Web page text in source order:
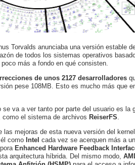
Torvalds anunciaba una versión estable
de todos los sistemas operativos
más a fondo en qué consisten.
de unos 2127 desarrolladores
pese 108MB. Esto es mucho más que
se va a ver tanto por parte del usuario es la
, como el sistema de archivos ReiserFS
las mejoras de esta nueva versión del
como Intel cada vez se acerquen más a
Enhanced Hardware Feedback
arquitectura híbrida. Del mismo modo,